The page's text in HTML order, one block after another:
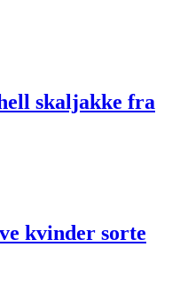
skaljakke fra
kvinder sorte